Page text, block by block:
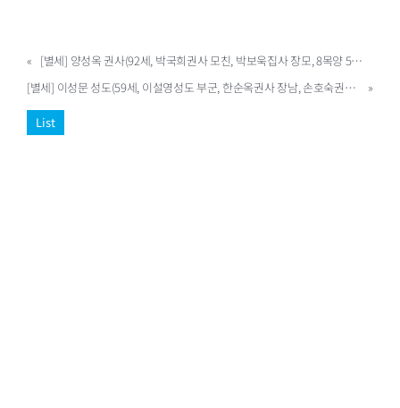
«
[별세] 양성옥 권사(92세, 박국희권사 모친, 박보욱집사 장모, 8목양 5목장)
[별세] 이성문 성도(59세, 이설영성도 부군, 한순옥권사 장남, 손호숙권사 오빠, 손기수집사 처남, 2목양 24목장)
»
List